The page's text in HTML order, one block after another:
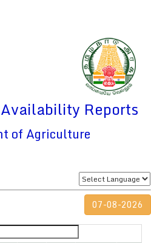
Reports
of Agriculture
07-08-2026